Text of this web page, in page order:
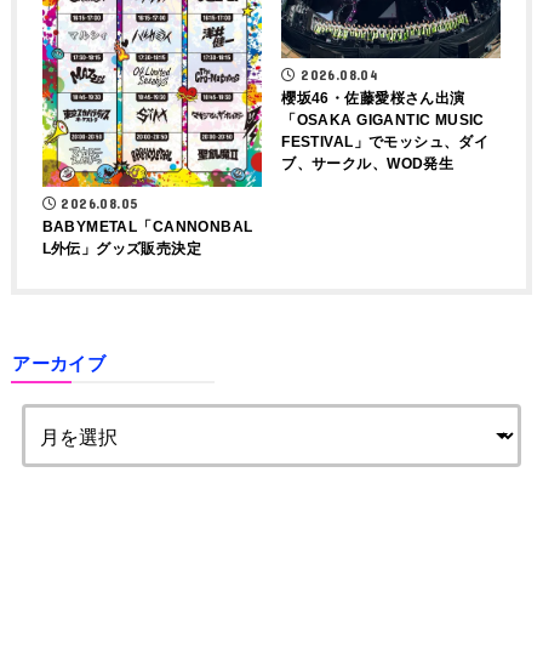
2026.08.05
BABYMETAL「CANNONBAL
L外伝」グッズ販売決定
2026.08.04
櫻坂46・佐藤愛桜さん出演
「OSAKA GIGANTIC MUSIC
FESTIVAL」でモッシュ、ダイ
ブ、サークル、WOD発生
アーカイブ